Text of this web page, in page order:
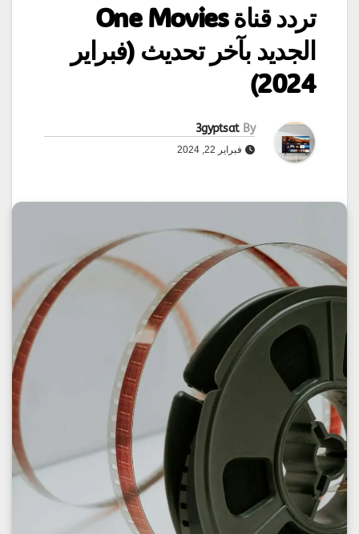
تردد قناة One Movies
الجديد بآخر تحديث (فبراير
2024)
By
3gyptsat
فبراير 22, 2024